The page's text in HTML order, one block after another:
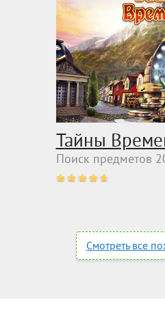
Тайны
Поиск предметов
Смотреть все